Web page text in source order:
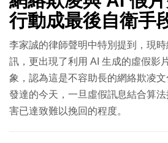
行動成最後自衛手
李家誠的律師聲明中特別提到，現
訊，更出現了利用 AI 生成的虛假影
象，認為這是不容助長的網絡欺凌
發達的今天，一旦虛假訊息結合算
害已達致難以挽回的程度。